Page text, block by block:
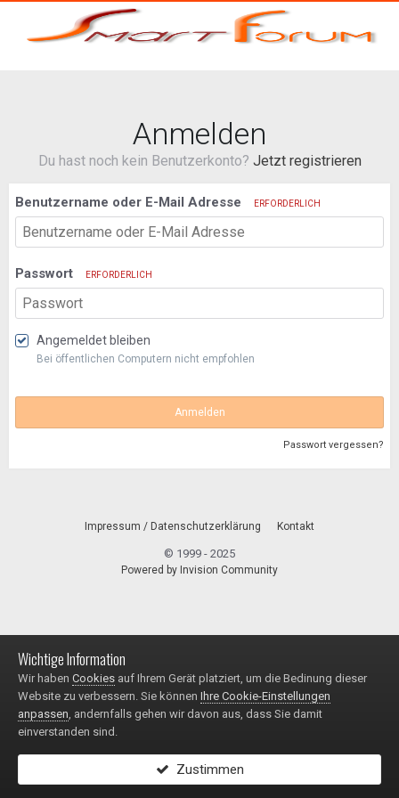
Anmelden
Du hast noch kein Benutzerkonto? Jetzt registrieren
Benutzername oder E-Mail Adresse ERFORDERLICH
Passwort ERFORDERLICH
Angemeldet bleiben
Bei öffentlichen Computern nicht empfohlen
Anmelden
Passwort vergessen?
Impressum / Datenschutzerklärung Kontakt
© 1999 - 2025
Powered by Invision Community
Wichtige Information
Wir haben Cookies auf Ihrem Gerät platziert, um die Bedinung dieser
Website zu verbessern. Sie können Ihre Cookie-Einstellungen
anpassen, andernfalls gehen wir davon aus, dass Sie damit
einverstanden sind.
Zustimmen